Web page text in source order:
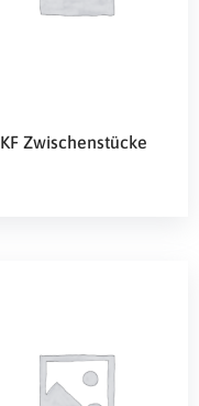
KF Zwischenstücke